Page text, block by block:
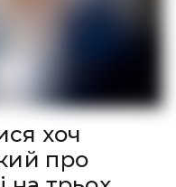
хоч
про